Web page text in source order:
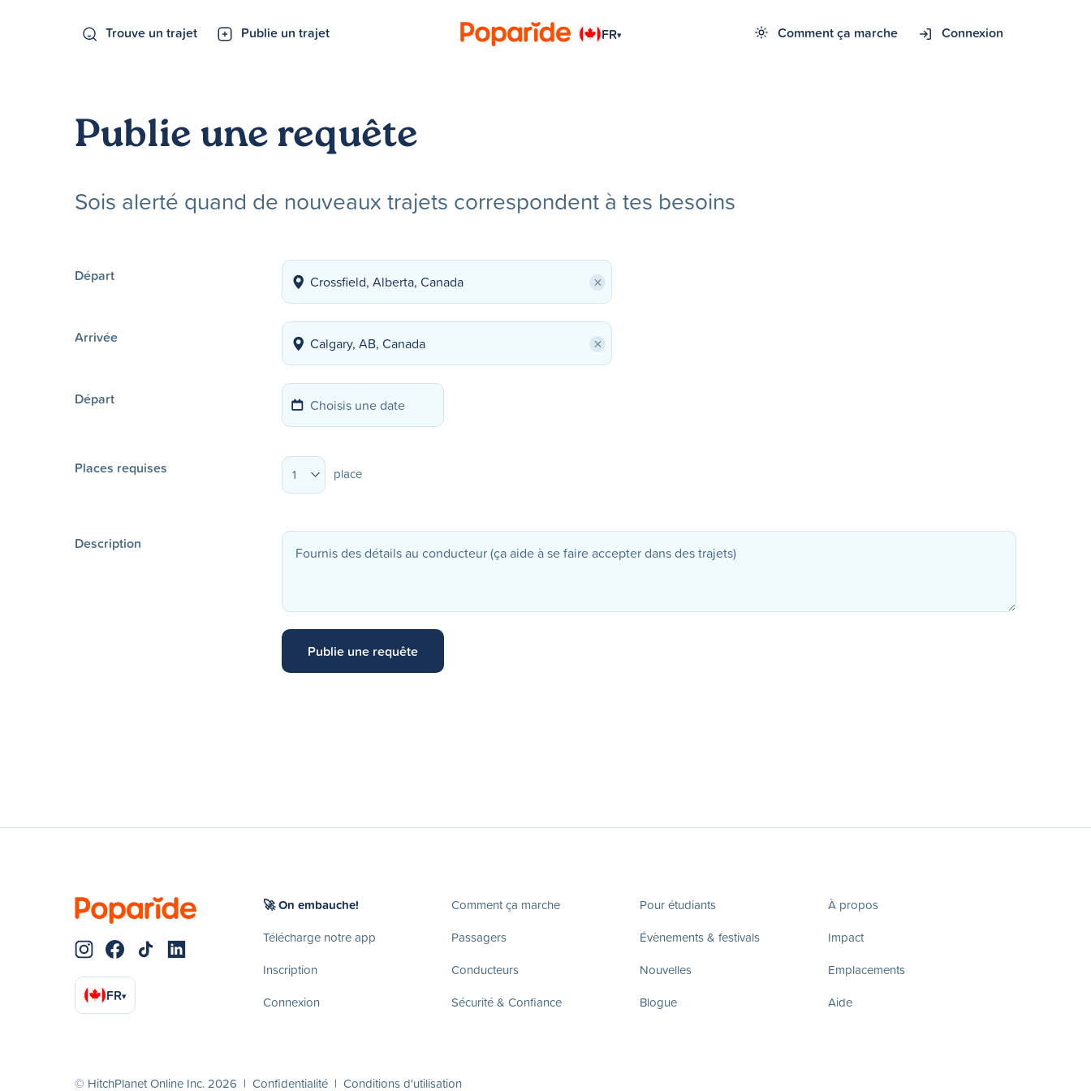
Trouve un trajet Publie un trajet FR▾ Comment ça marche Connexion
Publie une requête
Sois alerté quand de nouveaux trajets correspondent à tes besoins
Départ ×
Arrivée ×
Départ
Places requises 1 place
Description
FR▾
🚀 On embauche!
Télécharge notre app
Inscription
Connexion
Comment ça marche
Passagers
Conducteurs
Sécurité & Confiance
Pour étudiants
Évènements & festivals
Nouvelles
Blogue
À propos
Impact
Emplacements
Aide
© HitchPlanet Online Inc. 2026 | Confidentialité | Conditions d'utilisation